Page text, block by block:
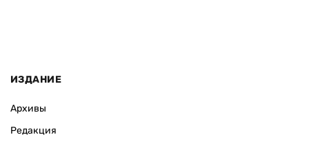
ИЗДАНИЕ
Архивы
Редакция